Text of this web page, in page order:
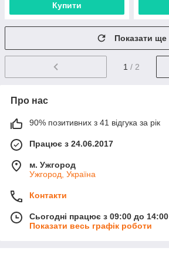
Купити
Показати ще
1 / 2
Про нас
90% позитивних з 41 відгука за рік
Працює з 24.06.2017
м. Ужгород
Ужгород, Україна
Контакти
Сьогодні працює з 09:00 до 14:00
Показати весь графік роботи